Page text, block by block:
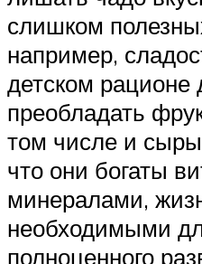
слишком
например,
детском рационе
преобладать
том числе и
что они богаты
минералами,
необходимыми
полноценного